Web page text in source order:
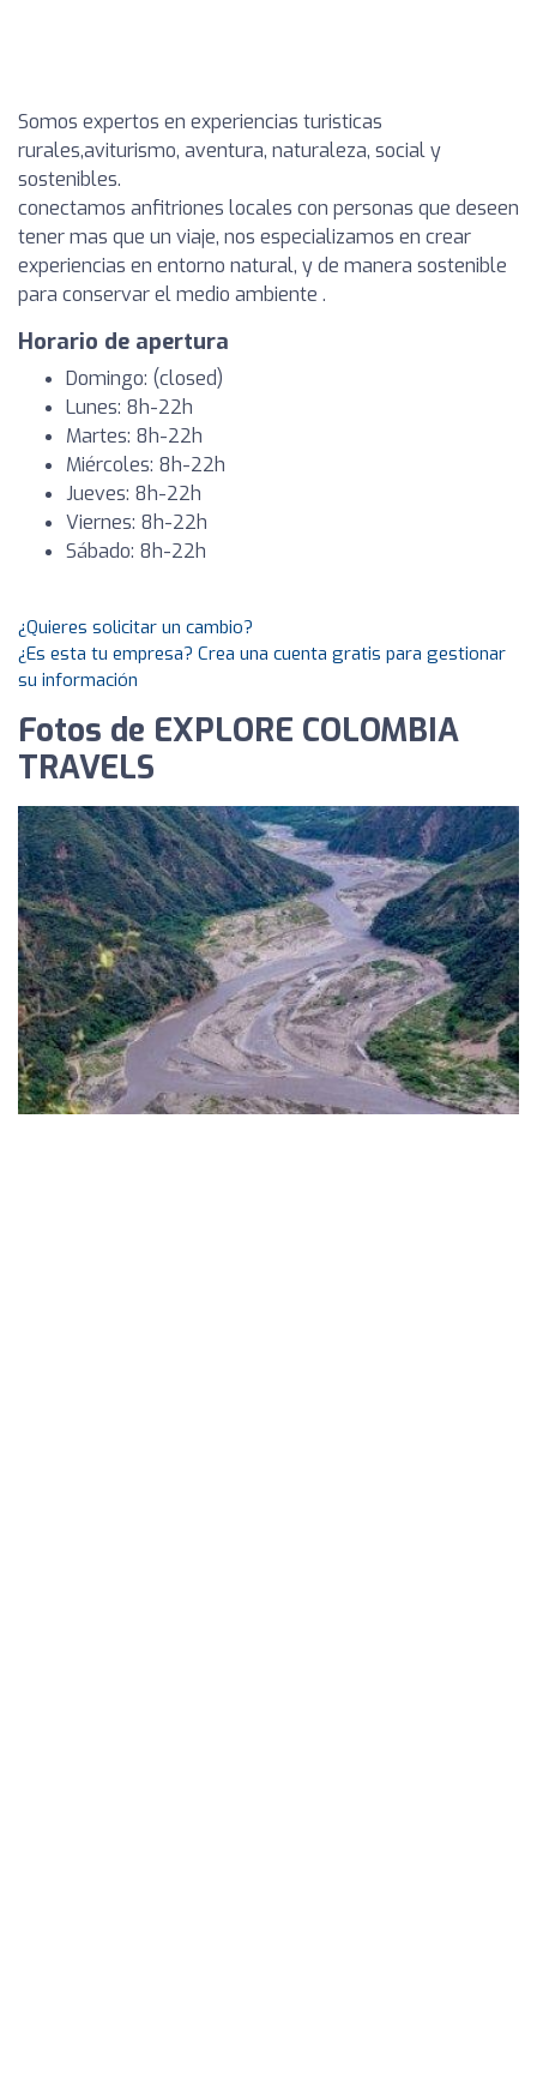
Somos expertos en experiencias turisticas
rurales,aviturismo, aventura, naturaleza, social y
sostenibles.
conectamos anfitriones locales con personas que deseen
tener mas que un viaje, nos especializamos en crear
experiencias en entorno natural, y de manera sostenible
para conservar el medio ambiente .
Horario de apertura
Domingo: (closed)
Lunes: 8h-22h
Martes: 8h-22h
Miércoles: 8h-22h
Jueves: 8h-22h
Viernes: 8h-22h
Sábado: 8h-22h
¿Quieres solicitar un cambio?
¿Es esta tu empresa? Crea una cuenta gratis para gestionar
su información
Fotos de EXPLORE COLOMBIA
TRAVELS